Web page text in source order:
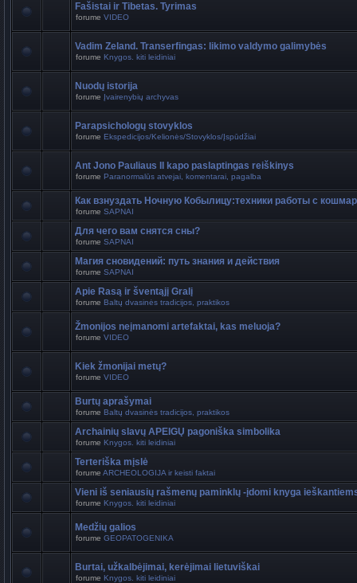
Fašistai ir Tibetas. Tyrimas
forume VIDEO
Vadim Zeland. Transerfingas: likimo valdymo galimybės
forume Knygos. kiti leidiniai
Nuodų istorija
forume Įvairenybių archyvas
Parapsichologų stovyklos
forume Ekspedicijos/Kelionės/Stovyklos/Įspūdžiai
Ant Jono Pauliaus II kapo paslaptingas reiškinys
forume Paranormalūs atvejai, komentarai, pagalba
Как взнуздать Ночную Кобылицу:техники работы с
forume SAPNAI
Для чего вам снятся сны?
forume SAPNAI
Магия сновидений: путь знания и действия
forume SAPNAI
Apie Rasą ir šventąjį Gralį
forume Baltų dvasinės tradicijos, praktikos
Žmonijos neįmanomi artefaktai, kas meluoja?
forume VIDEO
Kiek žmonijai metų?
forume VIDEO
Burtų aprašymai
forume Baltų dvasinės tradicijos, praktikos
Archainių slavų APEIGŲ pagoniška simbolika
forume Knygos. kiti leidiniai
Terteriška mįslė
forume ARCHEOLOGIJA ir keisti faktai
Vieni iš seniausių rašmenų paminklų -įdomi knyga
forume Knygos. kiti leidiniai
Medžių galios
forume GEOPATOGENIKA
Burtai, užkalbėjimai, kerėjimai lietuviškai
forume Knygos. kiti leidiniai